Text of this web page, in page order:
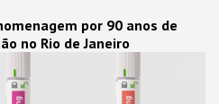
por 90 anos de
no Rio de Janeiro